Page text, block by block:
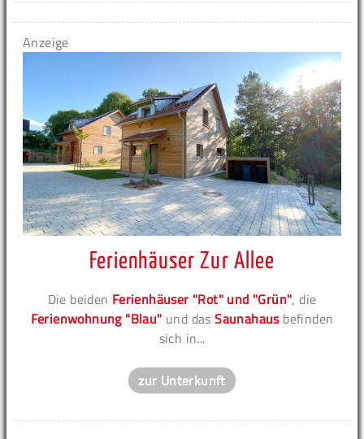
Anzeige
Ferienhäuser Zur Allee
Die beiden Ferienhäuser "Rot" und "Grün", die
Ferienwohnung "Blau" und dasSaunahausbefinden
sich in...
zur Unterkunft